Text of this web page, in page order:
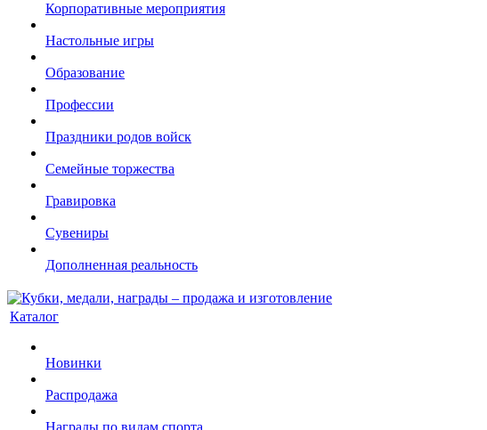
Корпоративные мероприятия
Настольные игры
Образование
Профессии
Праздники родов войск
Семейные торжества
Гравировка
Сувениры
Дополненная реальность
Каталог
Новинки
Распродажа
Награды по видам спорта